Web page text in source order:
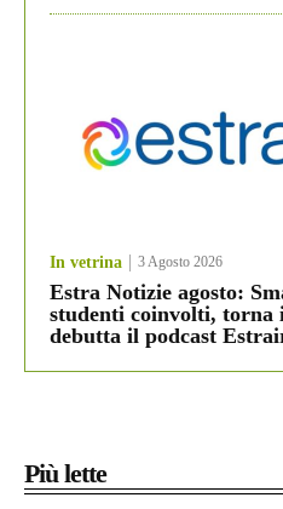
In vetrina 3 Agosto 2026
Estra Notizie agosto:
studenti coinvolti, torna
debutta il podcast
Più lette